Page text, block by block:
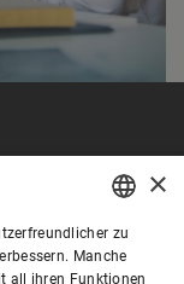
ENGLISH
×
zu
Manche
all ihren Funktionen